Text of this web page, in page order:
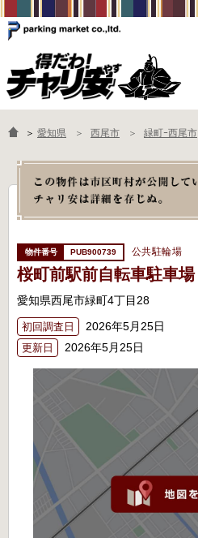
物件一覧
よくあるご質問
＞ 愛知県 西尾市 緑町ｰ西尾市
PUB900739 公共駐輪場
桜町前駅前自転車駐車場
愛知県西尾市緑町4丁目28
初回調査日 2026年5月25日
更新日 2026年5月25日